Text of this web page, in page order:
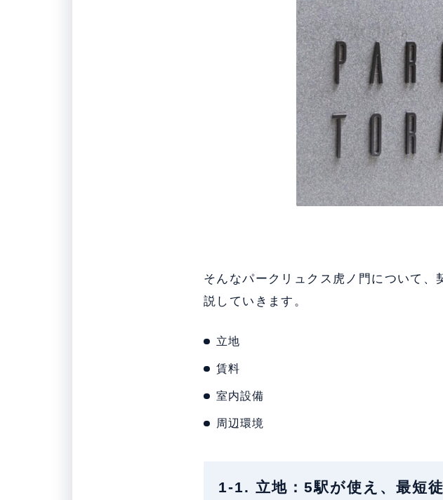
そんなパークリュクス虎ノ門について
説していきます。
立地
賃料
室内設備
周辺環境
1-1. 立地：5駅が使え、最短